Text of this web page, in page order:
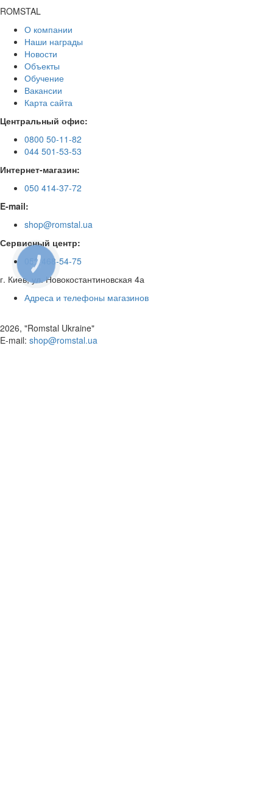
ROMSTAL
О компании
Наши награды
Новости
Объекты
Обучение
Вакансии
Карта сайта
Центральный офис:
0800 50-11-82
044 501-53-53
Интернет-магазин:
050 414-37-72
E-mail:
shop@romstal.ua
Сервисный центр:
050 468-54-75
г. Киев, ул. Новокостантиновская 4а
Адреса и телефоны магазинов
2026, "Romstal Ukraine"
​E-mail: shop@romstal.ua
КНОПКА
ЗВ'ЯЗКУ